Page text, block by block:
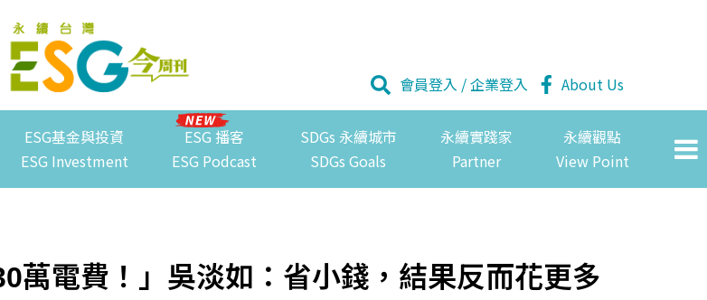
會員登入 /企業登入 About Us
ESG基金與投資
ESG Investment
ESG 播客
ESG Podcast
SDGs 永續城市
SDGs Goals
永續實踐家
Partner
永續觀點
View Point
萬電費！」吳淡如：省小錢，結果反而花更多